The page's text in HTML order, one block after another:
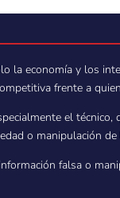
la economía y los
frente a
el
o manipulación
falsa o